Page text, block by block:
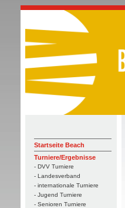
Startseite Beach
Turniere/Ergebnisse
- DVV Turniere
- Landesverband
- internationale Turniere
- Jugend Turniere
- Senioren Turniere